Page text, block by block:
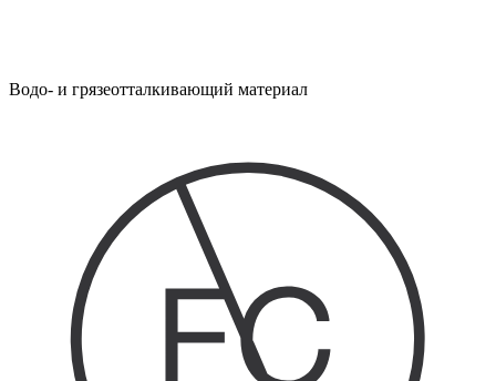
Водо- и грязеотталкивающий материал